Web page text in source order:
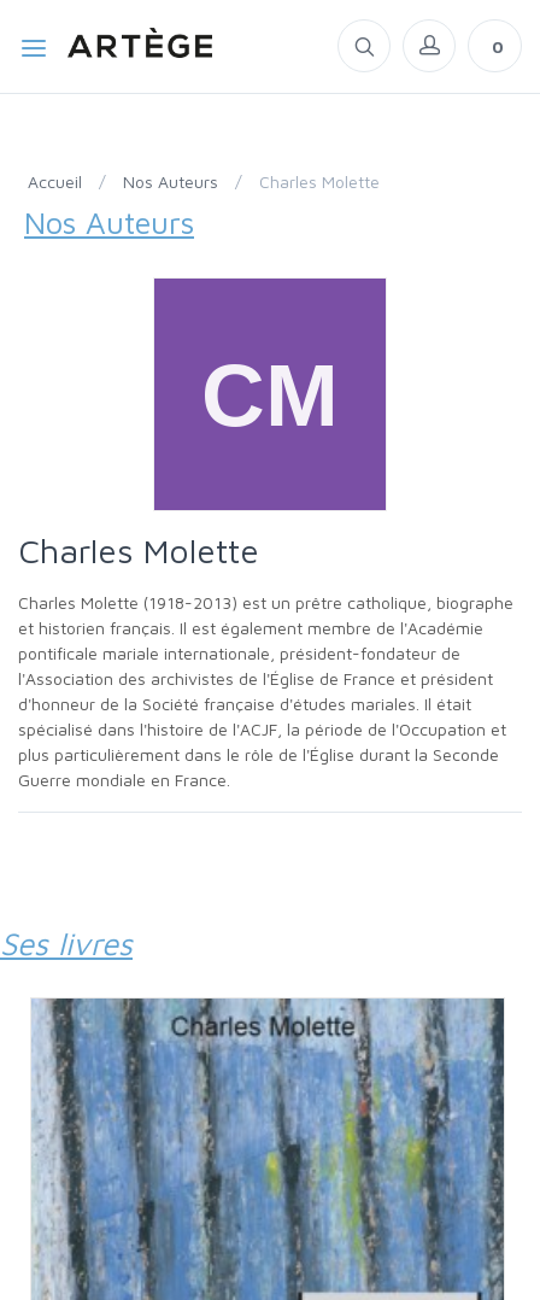
0
Accueil / Nos Auteurs / Charles Molette
Nos Auteurs
Charles Molette
Charles Molette (1918-2013) est un prêtre catholique, biographe
et historien français. Il est également membre de l'Académie
pontificale mariale internationale, président-fondateur de
l'Association des archivistes de l'Église de France et président
d'honneur de la Société française d'études mariales. Il était
spécialisé dans l'histoire de l'ACJF, la période de l'Occupation et
plus particulièrement dans le rôle de l'Église durant la Seconde
Guerre mondiale en France.
Ses livres